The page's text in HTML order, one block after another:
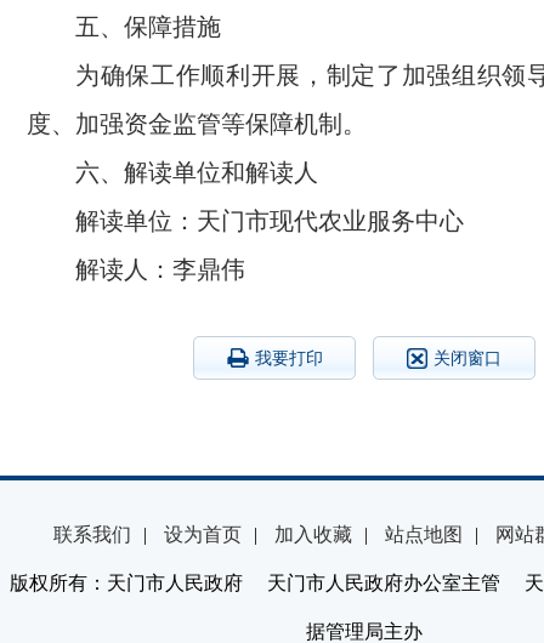
五、保障措施
为确保工作顺利开展，制定了加强组织领
度、加强资金监管等保障机制。
六、解读单位和解读人
解读单位：天门市现代农业服务中心
解读人：李鼎伟
我要打印 关闭窗口
联系我们 | 设为首页 | 加入收藏 | 站点地图 | 网站
版权所有：天门市人民政府 天门市人民政府办公室主管 天
据管理局主办